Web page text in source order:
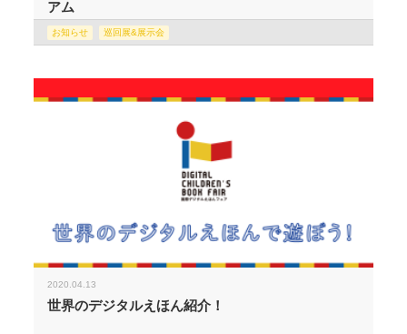
アム
お知らせ 巡回展&展示会
2020.04.13
世界のデジタルえほん紹介！